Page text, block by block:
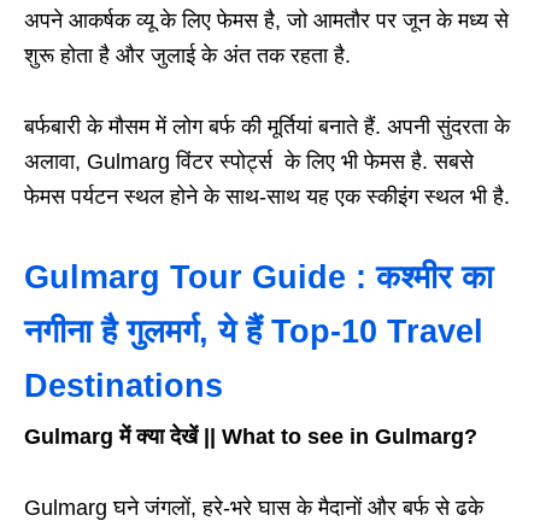
अपने आकर्षक व्यू के लिए फेमस है, जो आमतौर पर जून के मध्य से
शुरू होता है और जुलाई के अंत तक रहता है.
बर्फबारी के मौसम में लोग बर्फ की मूर्तियां बनाते हैं. अपनी सुंदरता के
अलावा, Gulmarg विंटर स्पोर्ट्स के लिए भी फेमस है. सबसे
फेमस पर्यटन स्थल होने के साथ-साथ यह एक स्कीइंग स्थल भी है.
Gulmarg Tour Guide : कश्मीर का
नगीना है गुलमर्ग, ये हैं Top-10 Travel
Destinations
Gulmarg में क्या देखें || What to see in Gulmarg?
Gulmarg घने जंगलों, हरे-भरे घास के मैदानों और बर्फ से ढके